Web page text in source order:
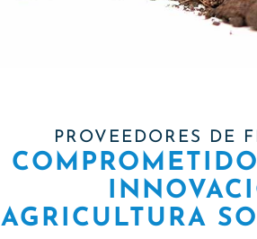
PROVEEDORES DE
AGRICULTURA